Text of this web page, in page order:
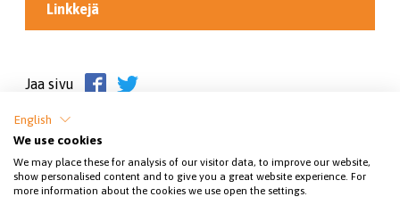
Linkkejä
Jaa sivu
English
We use cookies
We may place these for analysis of our visitor data, to improve our website,
show personalised content and to give you a great website experience. For
more information about the cookies we use open the settings.